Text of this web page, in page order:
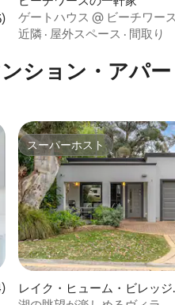
件、5つ星中4.97つ星の平均評価
ゲートハウス @ ビーチワース
近隣 · 屋外スペース · 間取り
ション・アパー
件、5つ星中4.88つ星の平均評
スーパーホスト
スーパーホスト
レイク・ヒューム・ビレッジ